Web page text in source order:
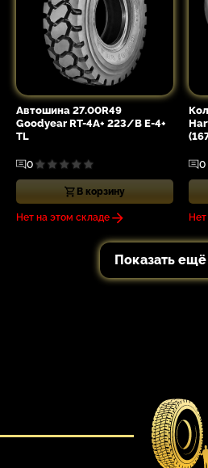
Автошина 27.00R49
Goodyear RT-4A+ 223/B E-4+
TL
0
В корзину
Нет на этом складе
0
Показать